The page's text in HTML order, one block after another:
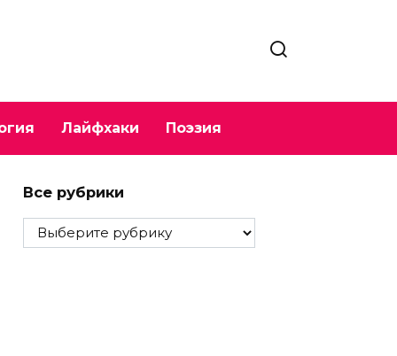
Лайфхаки Поэзия
Все рубрики
Все
рубрики